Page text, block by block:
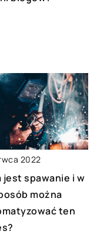
2022
jest spawanie i w
można
ten